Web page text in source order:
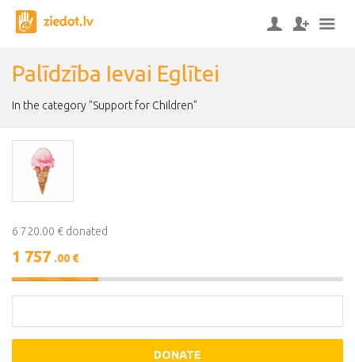
Palīdzība Ievai Eglītei
In the category "Support for Children"
6 720.00 € donated
1 757 .00 €
26%
Complete
DONATE